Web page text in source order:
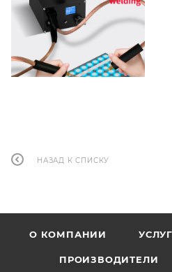
НАЗАД К СПИСКУ
О КОМПАНИИ
ПРОИЗВОДИТЕЛИ